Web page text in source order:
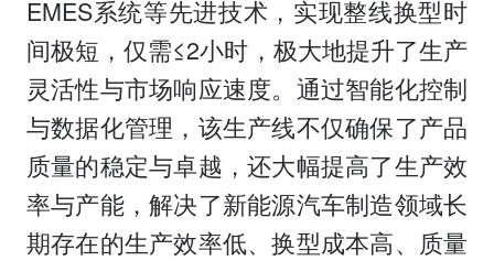
EMES系统等先进技术，实现整线换型时
间极短，仅需≤2小时，极大地提升了生产
灵活性与市场响应速度。通过智能化控制
与数据化管理，该生产线不仅确保了产品
质量的稳定与卓越，还大幅提高了生产效
率与产能，解决了新能源汽车制造领域长
期存在的生产效率低、换型成本高、质量